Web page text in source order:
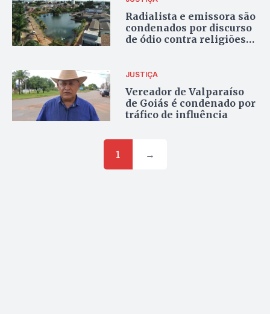
Radialista e emissora são
condenados por discurso
de ódio contra religiões
JUSTIÇA
Vereador de Valparaíso
de Goiás é condenado por
tráfico de influência
1 →